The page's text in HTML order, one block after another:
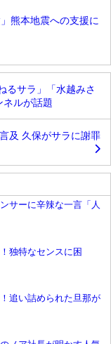
熊本地震への支援に
るサラ」「水越みさ
ネルが話題
及 久保がサラに謝罪
サーに辛辣な一言「人
独特なセンスに困
追い詰められた旦那が